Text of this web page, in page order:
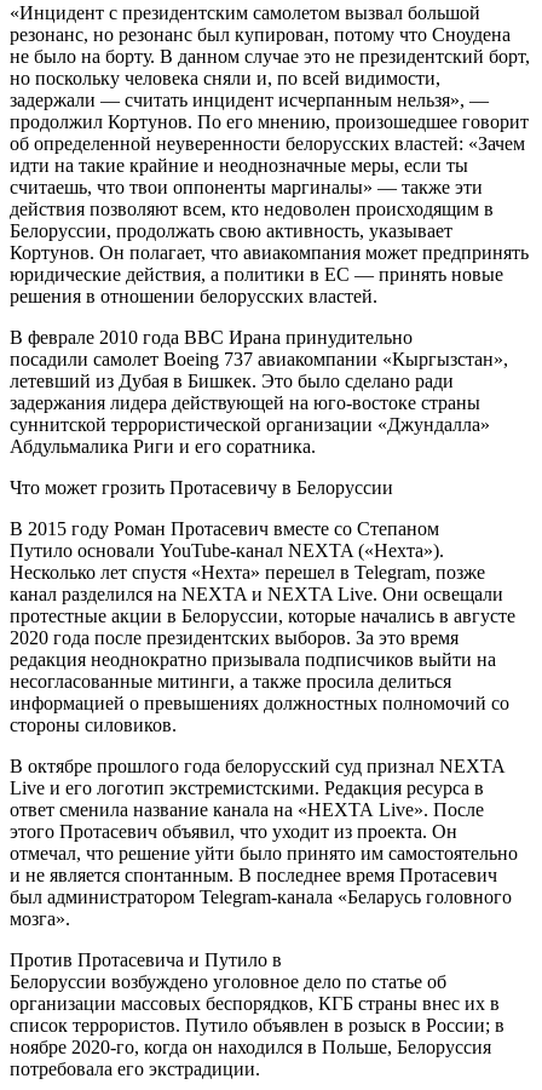
«Инцидент с президентским самолетом вызвал большой
резонанс, но резонанс был купирован, потому что Сноудена
не было на борту. В данном случае это не президентский борт,
но поскольку человека сняли и, по всей видимости,
задержали — считать инцидент исчерпанным нельзя», —
продолжил Кортунов. По его мнению, произошедшее говорит
об определенной неуверенности белорусских властей: «Зачем
идти на такие крайние и неоднозначные меры, если ты
считаешь, что твои оппоненты маргиналы» — также эти
действия позволяют всем, кто недоволен происходящим в
Белоруссии, продолжать свою активность, указывает
Кортунов. Он полагает, что авиакомпания может предпринять
юридические действия, а политики в ЕС — принять новые
решения в отношении белорусских властей.
В феврале 2010 года ВВС Ирана принудительно
посадили самолет Boeing 737 авиакомпании «Кыргызстан»,
летевший из Дубая в Бишкек. Это было сделано ради
задержания лидера действующей на юго-востоке страны
суннитской террористической организации «Джундалла»
Абдульмалика Риги и его соратника.
Что может грозить Протасевичу в Белоруссии
В 2015 году Роман Протасевич вместе со Степаном
Путило основали YouTube-канал NEXTA («Нехта»).
Несколько лет спустя «Нехта» перешел в Telegram, позже
канал разделился на NEXTA и NEXTA Live. Они освещали
протестные акции в Белоруссии, которые начались в августе
2020 года после президентских выборов. За это время
редакция неоднократно призывала подписчиков выйти на
несогласованные митинги, а также просила делиться
информацией о превышениях должностных полномочий со
стороны силовиков.
В октябре прошлого года белорусский суд признал NEXTA
Live и его логотип экстремистскими. Редакция ресурса в
ответ сменила название канала на «НЕХТА Live». После
этого Протасевич объявил, что уходит из проекта. Он
отмечал, что решение уйти было принято им самостоятельно
и не является спонтанным. В последнее время Протасевич
был администратором Telegram-канала «Беларусь головного
мозга».
Против Протасевича и Путило в
Белоруссии возбуждено уголовное дело по статье об
организации массовых беспорядков, КГБ страны внес их в
список террористов. Путило объявлен в розыск в России; в
ноябре 2020-го, когда он находился в Польше, Белоруссия
потребовала его экстрадиции.